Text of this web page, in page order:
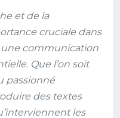
et de la
cruciale dans
une communication
Que l’on soit
passionné
des textes
les